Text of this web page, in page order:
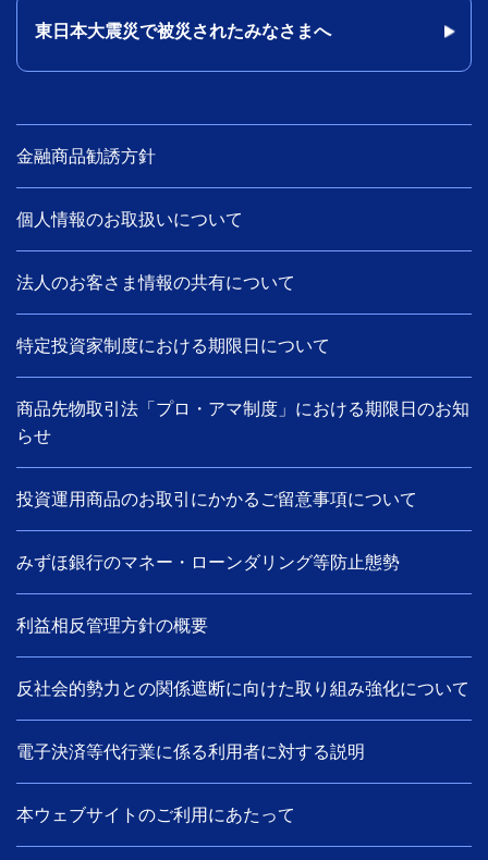
東日本大震災で被災されたみなさまへ
金融商品勧誘方針
個人情報のお取扱いについて
法人のお客さま情報の共有について
特定投資家制度における期限日について
商品先物取引法「プロ・アマ制度」における期限日のお知
らせ
投資運用商品のお取引にかかるご留意事項について
みずほ銀行のマネー・ローンダリング等防止態勢
利益相反管理方針の概要
反社会的勢力との関係遮断に向けた取り組み強化について
電子決済等代行業に係る利用者に対する説明
本ウェブサイトのご利用にあたって